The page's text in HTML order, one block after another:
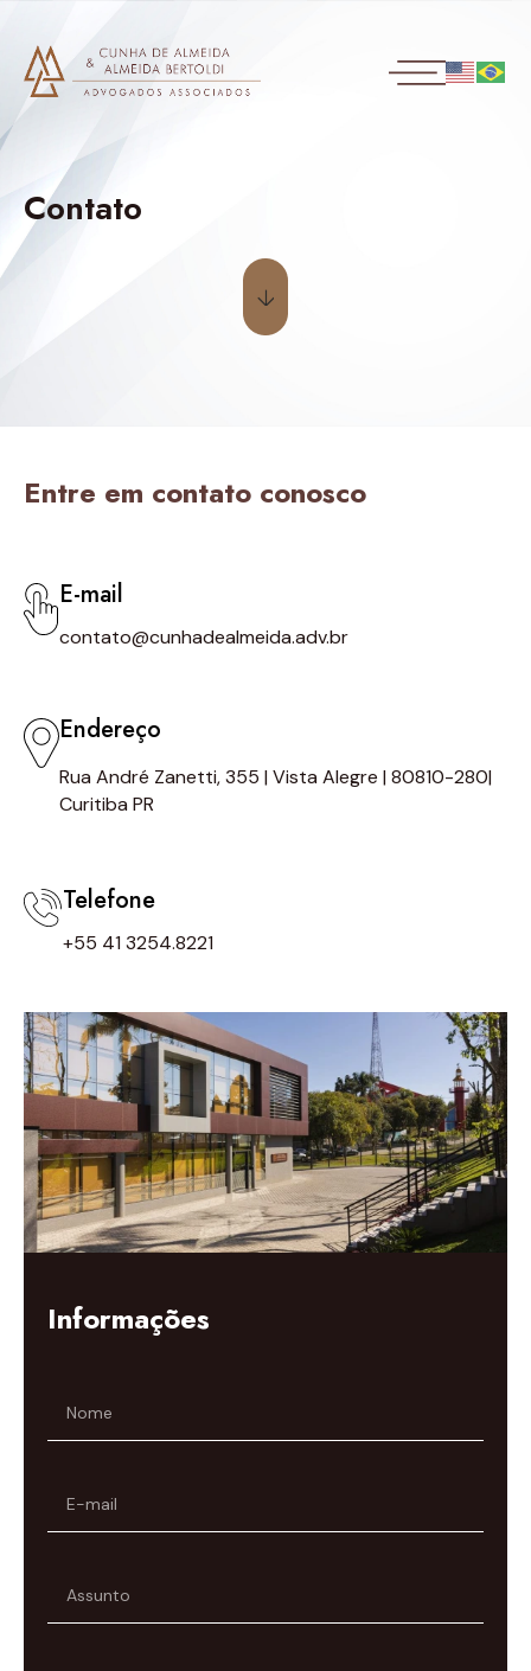
Contato
Entre em contato conosco
E-mail
contato@cunhadealmeida.adv.br
Endereço
Rua André Zanetti, 355 | Vista Alegre | 80810-280|
Curitiba PR
Telefone
+55 41 3254.8221
Informações